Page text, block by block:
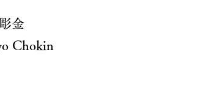
金
Chokin